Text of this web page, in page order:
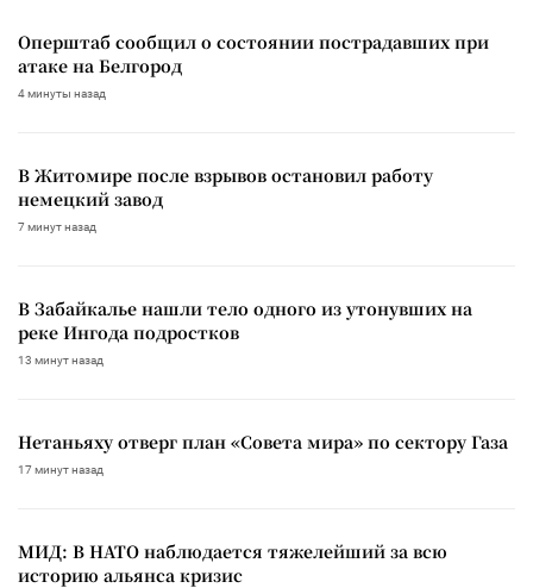
Оперштаб сообщил о состоянии пострадавших при
атаке на Белгород
4 минуты назад
В Житомире после взрывов остановил работу
немецкий завод
7 минут назад
В Забайкалье нашли тело одного из утонувших на
реке Ингода подростков
13 минут назад
Нетаньяху отверг план «Совета мира» по сектору Газа
17 минут назад
МИД: В НАТО наблюдается тяжелейший за всю
историю альянса кризис